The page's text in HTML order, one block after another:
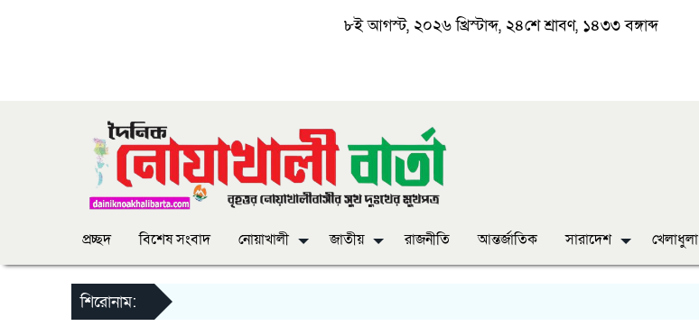
৮ই আগস্ট, ২০২৬ খ্রিস্টাব্দ, ২৪শে শ্রাবণ, ১৪৩৩ বঙ্গাব্দ
প্রচ্ছদ বিশেষ সংবাদ নোয়াখালী জাতীয় রাজনীতি আন্তর্জাতিক সারাদেশ খেলাধুলা
শিরোনাম: